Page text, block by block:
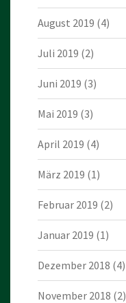
August 2019 (4)
Juli 2019 (2)
Juni 2019 (3)
Mai 2019 (3)
April 2019 (4)
März 2019 (1)
Februar 2019 (2)
Januar 2019 (1)
Dezember 2018 (4)
November 2018 (2)